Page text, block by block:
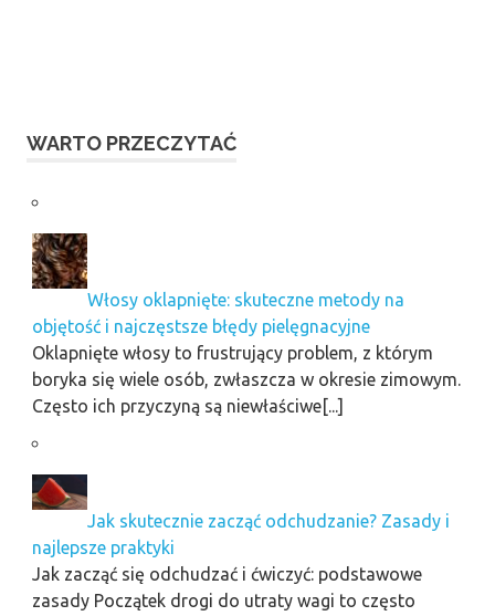
WARTO PRZECZYTAĆ
Włosy oklapnięte: skuteczne metody na
objętość i najczęstsze błędy pielęgnacyjne
Oklapnięte włosy to frustrujący problem, z którym
boryka się wiele osób, zwłaszcza w okresie zimowym.
Często ich przyczyną są niewłaściwe[...]
Jak skutecznie zacząć odchudzanie? Zasady i
najlepsze praktyki
Jak zacząć się odchudzać i ćwiczyć: podstawowe
zasady Początek drogi do utraty wagi to często